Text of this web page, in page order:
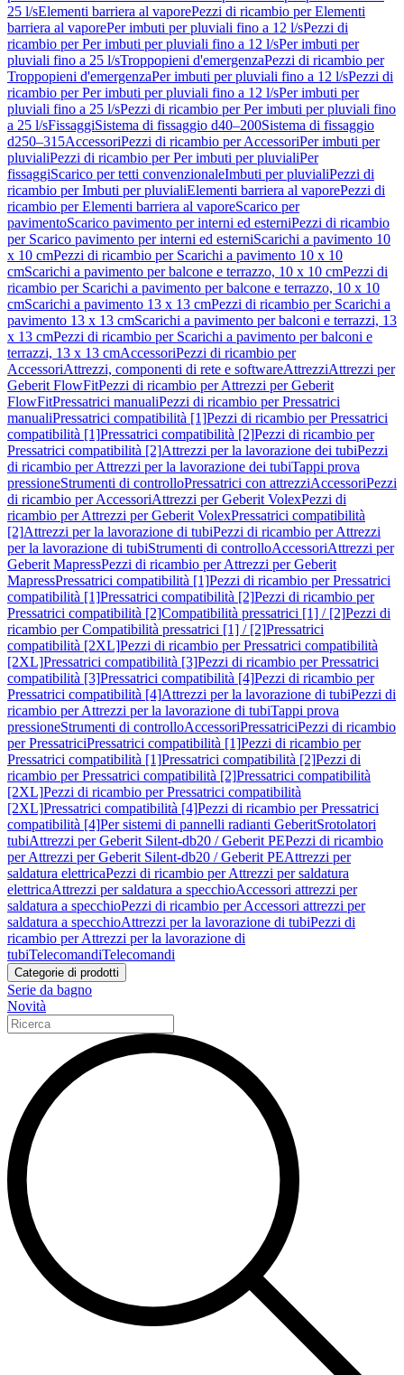
25 l/sElementi barriera al vaporePezzi di ricambio per Elementi
barriera al vaporePer imbuti per pluviali fino a 12 l/sPezzi di
ricambio per Per imbuti per pluviali fino a 12 l/sPer imbuti per
pluviali fino a 25 l/sTroppopieni d'emergenzaPezzi di ricambio per
Troppopieni d'emergenzaPer imbuti per pluviali fino a 12 l/sPezzi di
ricambio per Per imbuti per pluviali fino a 12 l/sPer imbuti per
pluviali fino a 25 l/sPezzi di ricambio per Per imbuti per pluviali fino
a 25 l/sFissaggiSistema di fissaggio d40–200Sistema di fissaggio
d250–315AccessoriPezzi di ricambio per AccessoriPer imbuti per
pluvialiPezzi di ricambio per Per imbuti per pluvialiPer
fissaggiScarico per tetti convenzionaleImbuti per pluvialiPezzi di
ricambio per Imbuti per pluvialiElementi barriera al vaporePezzi di
ricambio per Elementi barriera al vaporeScarico per
pavimentoScarico pavimento per interni ed esterniPezzi di ricambio
per Scarico pavimento per interni ed esterniScarichi a pavimento 10
x 10 cmPezzi di ricambio per Scarichi a pavimento 10 x 10
cmScarichi a pavimento per balcone e terrazzo, 10 x 10 cmPezzi di
ricambio per Scarichi a pavimento per balcone e terrazzo, 10 x 10
cmScarichi a pavimento 13 x 13 cmPezzi di ricambio per Scarichi a
pavimento 13 x 13 cmScarichi a pavimento per balconi e terrazzi, 13
x 13 cmPezzi di ricambio per Scarichi a pavimento per balconi e
terrazzi, 13 x 13 cmAccessoriPezzi di ricambio per
AccessoriAttrezzi, componenti di rete e softwareAttrezziAttrezzi per
Geberit FlowFitPezzi di ricambio per Attrezzi per Geberit
FlowFitPressatrici manualiPezzi di ricambio per Pressatrici
manualiPressatrici compatibilità [1]Pezzi di ricambio per Pressatrici
compatibilità [1]Pressatrici compatibilità [2]Pezzi di ricambio per
Pressatrici compatibilità [2]Attrezzi per la lavorazione dei tubiPezzi
di ricambio per Attrezzi per la lavorazione dei tubiTappi prova
pressioneStrumenti di controlloPressatrici con attrezziAccessoriPezzi
di ricambio per AccessoriAttrezzi per Geberit VolexPezzi di
ricambio per Attrezzi per Geberit VolexPressatrici compatibilità
[2]Attrezzi per la lavorazione di tubiPezzi di ricambio per Attrezzi
per la lavorazione di tubiStrumenti di controlloAccessoriAttrezzi per
Geberit MapressPezzi di ricambio per Attrezzi per Geberit
MapressPressatrici compatibilità [1]Pezzi di ricambio per Pressatrici
compatibilità [1]Pressatrici compatibilità [2]Pezzi di ricambio per
Pressatrici compatibilità [2]Compatibilità pressatrici [1] / [2]Pezzi di
ricambio per Compatibilità pressatrici [1] / [2]Pressatrici
compatibilità [2XL]Pezzi di ricambio per Pressatrici compatibilità
[2XL]Pressatrici compatibilità [3]Pezzi di ricambio per Pressatrici
compatibilità [3]Pressatrici compatibilità [4]Pezzi di ricambio per
Pressatrici compatibilità [4]Attrezzi per la lavorazione di tubiPezzi di
ricambio per Attrezzi per la lavorazione di tubiTappi prova
pressioneStrumenti di controlloAccessoriPressatriciPezzi di ricambio
per PressatriciPressatrici compatibilità [1]Pezzi di ricambio per
Pressatrici compatibilità [1]Pressatrici compatibilità [2]Pezzi di
ricambio per Pressatrici compatibilità [2]Pressatrici compatibilità
[2XL]Pezzi di ricambio per Pressatrici compatibilità
[2XL]Pressatrici compatibilità [4]Pezzi di ricambio per Pressatrici
compatibilità [4]Per sistemi di pannelli radianti GeberitSrotolatori
tubiAttrezzi per Geberit Silent-db20 / Geberit PEPezzi di ricambio
per Attrezzi per Geberit Silent-db20 / Geberit PEAttrezzi per
saldatura elettricaPezzi di ricambio per Attrezzi per saldatura
elettricaAttrezzi per saldatura a specchioAccessori attrezzi per
saldatura a specchioPezzi di ricambio per Accessori attrezzi per
saldatura a specchioAttrezzi per la lavorazione di tubiPezzi di
ricambio per Attrezzi per la lavorazione di
tubiTelecomandiTelecomandi
Categorie di prodotti
Serie da bagno
Novità